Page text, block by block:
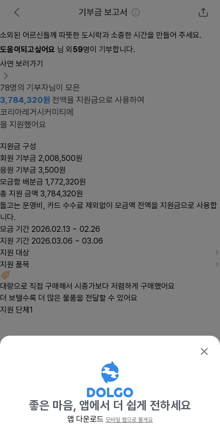
기부금 보고서
소외된 어르신들께 따뜻한 도시락과 소중한 시간을 만들어 주세요.
도움이되고싶어요 님 외 59명이 기부합니다.
사연 보러가기
78명의 기부자님이 모은
3,784,320원 전액을 지원금으로 사용하여
코리아레거시커미티 에
을 지원했어요
지원금 구성
회원 기부금 2,008,500원
응원 기부금 3,500원
모금함 배분금 1,772,320원
총 지원 금액 3,784,320원
돌고는 운영비, 카드 수수료 제외없이 모금액 전액을 지원금으로 사용합
니다.
모금 기간 2026.02.13 ~ 02.26
지원 기간 2026.03.06 ~ 03.06
지원 대상
지원 품목
대량으로 직접 구매해서 시중가보다 저렴하게 구매했어요
더 보탤수록 더 많은 물품을 전달할 수 있어요
지원 단체 1
확인
좋은 마음, 앱에서 더 쉽게 전하세요
앱 다운로드 모바일 웹으로 볼게요